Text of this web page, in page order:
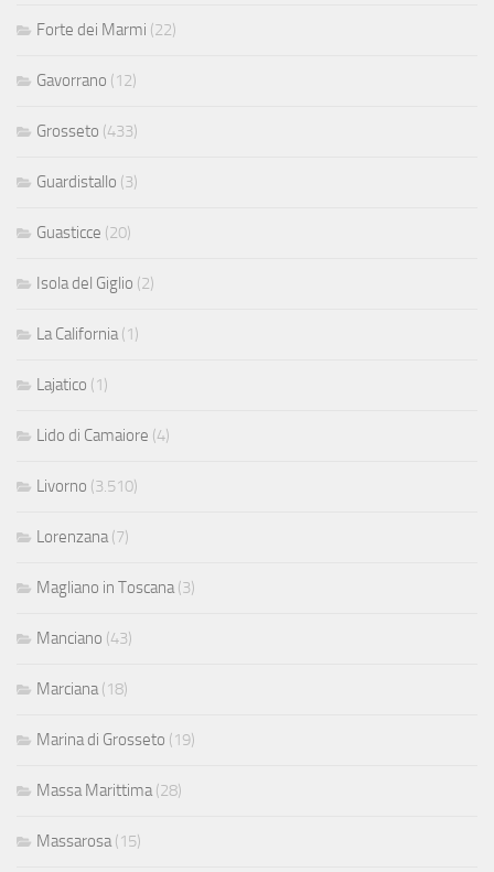
Forte dei Marmi (22)
Gavorrano (12)
Grosseto (433)
Guardistallo (3)
Guasticce (20)
Isola del Giglio (2)
La California (1)
Lajatico (1)
Lido di Camaiore (4)
Livorno (3.510)
Lorenzana (7)
Magliano in Toscana (3)
Manciano (43)
Marciana (18)
Marina di Grosseto (19)
Massa Marittima (28)
Massarosa (15)